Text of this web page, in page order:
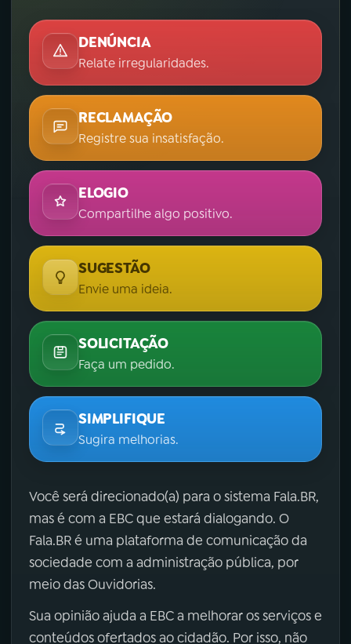
DENÚNCIA
Relate irregularidades.
RECLAMAÇÃO
Registre sua insatisfação.
ELOGIO
Compartilhe algo positivo.
SUGESTÃO
Envie uma ideia.
SOLICITAÇÃO
Faça um pedido.
SIMPLIFIQUE
Sugira melhorias.
Você será direcionado(a) para o sistema Fala.BR,
mas é com a EBC que estará dialogando. O
Fala.BR é uma plataforma de comunicação da
sociedade com a administração pública, por
meio das Ouvidorias.
Sua opinião ajuda a EBC a melhorar os serviços e
conteúdos ofertados ao cidadão. Por isso, não